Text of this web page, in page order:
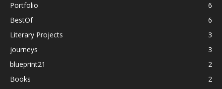
Portfolio
6
BestOf
6
Literary Projects
3
journeys
3
blueprint21
2
Books
2